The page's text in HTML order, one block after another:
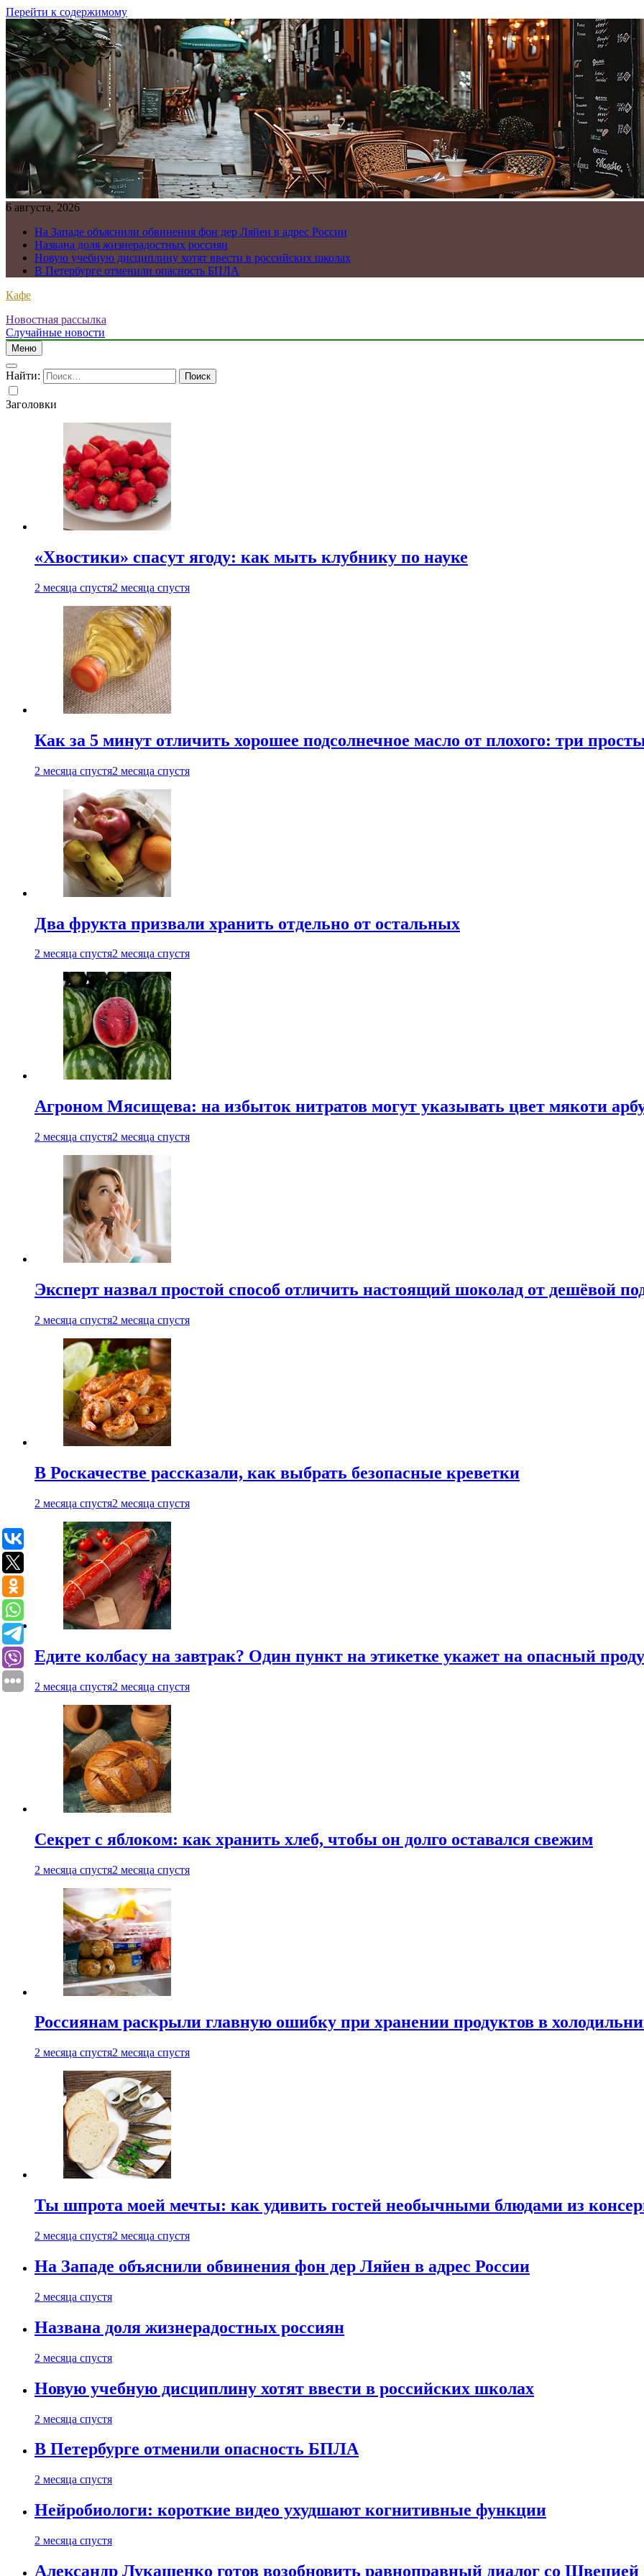
Перейти к содержимому
6 августа, 2026
На Западе объяснили обвинения фон дер Ляйен в адрес России
Названа доля жизнерадостных россиян
Новую учебную дисциплину хотят ввести в российских школах
В Петербурге отменили опасность БПЛА
Кафе
Новостная рассылка
Случайные новости
Меню
Найти:
Заголовки
«Хвостики» спасут ягоду: как мыть клубнику по науке
2 месяца спустя2 месяца спустя
Как за 5 минут отличить хорошее подсолнечное масло от плохого: три
2 месяца спустя2 месяца спустя
Два фрукта призвали хранить отдельно от остальных
2 месяца спустя2 месяца спустя
Агроном Мясищева: на избыток нитратов могут указывать цвет мякоти
2 месяца спустя2 месяца спустя
Эксперт назвал простой способ отличить настоящий шоколад от дешёвой
2 месяца спустя2 месяца спустя
В Роскачестве рассказали, как выбрать безопасные креветки
2 месяца спустя2 месяца спустя
Едите колбасу на завтрак? Один пункт на этикетке укажет на опасный
2 месяца спустя2 месяца спустя
Секрет с яблоком: как хранить хлеб, чтобы он долго оставался свежим
2 месяца спустя2 месяца спустя
Россиянам раскрыли главную ошибку при хранении продуктов в
2 месяца спустя2 месяца спустя
Ты шпрота моей мечты: как удивить гостей необычными блюдами из
2 месяца спустя2 месяца спустя
На Западе объяснили обвинения фон дер Ляйен в адрес России
2 месяца спустя
Названа доля жизнерадостных россиян
2 месяца спустя
Новую учебную дисциплину хотят ввести в российских школах
2 месяца спустя
В Петербурге отменили опасность БПЛА
2 месяца спустя
Нейробиологи: короткие видео ухудшают когнитивные функции
2 месяца спустя
Александр Лукашенко готов возобновить равноправный диалог со Швецией